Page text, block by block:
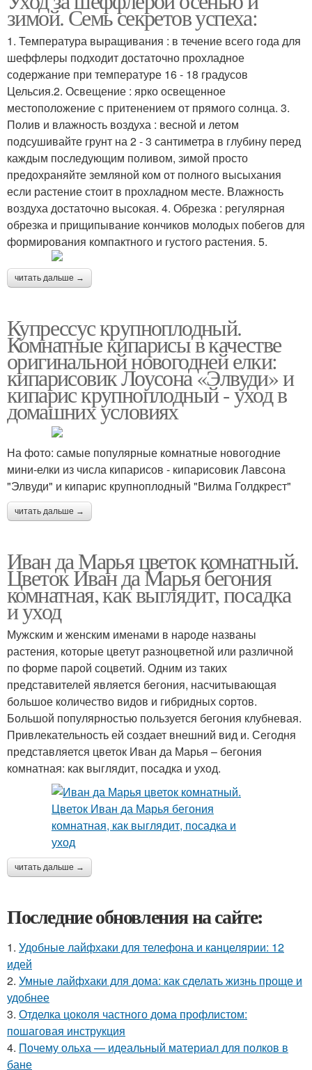
зимой. Семь секретов успеха:
1. Температура выращивания : в течение всего года для
шеффлеры подходит достаточно прохладное
содержание при температуре 16 - 18 градусов
Цельсия.2. Освещение : ярко освещенное
местоположение с притенением от прямого солнца. 3.
Полив и влажность воздуха : весной и летом
подсушивайте грунт на 2 - 3 сантиметра в глубину перед
каждым последующим поливом, зимой просто
предохраняйте земляной ком от полного высыхания
если растение стоит в прохладном месте. Влажность
воздуха достаточно высокая. 4. Обрезка : регулярная
обрезка и прищипывание кончиков молодых побегов для
формирования компактного и густого растения. 5.
читать дальше →
Купрессус крупноплодный.
Комнатные кипарисы в качестве
оригинальной новогодней елки:
кипарисовик Лоусона «Элвуди» и
кипарис крупноплодный - уход в
домашних условиях
На фото: самые популярные комнатные новогодние
мини-елки из числа кипарисов - кипарисовик Лавсона
"Элвуди" и кипарис крупноплодный "Вилма Голдкрест"
читать дальше →
Иван да Марья цветок комнатный.
Цветок Иван да Марья бегония
комнатная, как выглядит, посадка
и уход
Мужским и женским именами в народе названы
растения, которые цветут разноцветной или различной
по форме парой соцветий. Одним из таких
представителей является бегония, насчитывающая
большое количество видов и гибридных сортов.
Большой популярностью пользуется бегония клубневая.
Привлекательность ей создает внешний вид и. Сегодня
представляется цветок Иван да Марья – бегония
комнатная: как выглядит, посадка и уход.
читать дальше →
Последние обновления на сайте:
1. Удобные лайфхаки для телефона и канцелярии: 12
идей
2. Умные лайфхаки для дома: как сделать жизнь проще и
удобнее
3. Отделка цоколя частного дома профлистом:
пошаговая инструкция
4. Почему ольха — идеальный материал для полков в
бане